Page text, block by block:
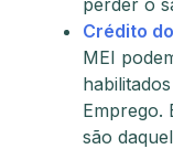
perder o
Crédito
MEI
Emprego.
são